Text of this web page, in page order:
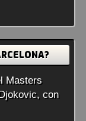
Masters
con